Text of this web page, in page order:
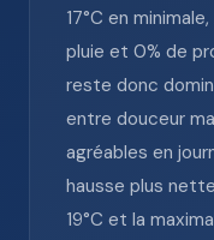
17°C en
pluie et 0% de
reste donc
entre douceur
agréables en
hausse plus
19°C et la